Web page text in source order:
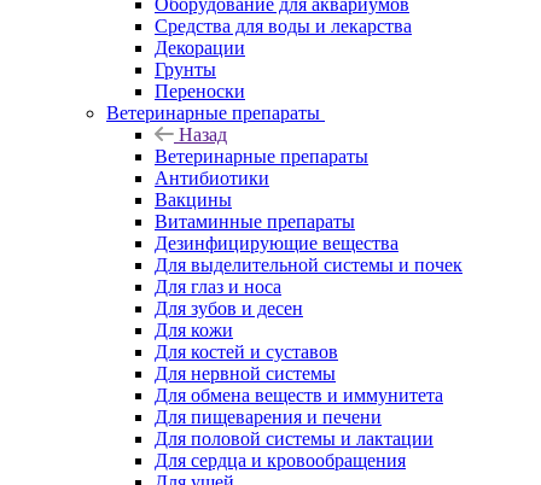
Оборудование для аквариумов
Средства для воды и лекарства
Декорации
Грунты
Переноски
Ветеринарные препараты
Назад
Ветеринарные препараты
Антибиотики
Вакцины
Витаминные препараты
Дезинфицирующие вещества
Для выделительной системы и почек
Для глаз и носа
Для зубов и десен
Для кожи
Для костей и суставов
Для нервной системы
Для обмена веществ и иммунитета
Для пищеварения и печени
Для половой системы и лактации
Для сердца и кровообращения